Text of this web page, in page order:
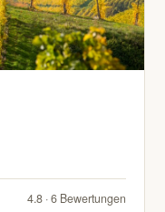
4.8 · 6 Bewertungen